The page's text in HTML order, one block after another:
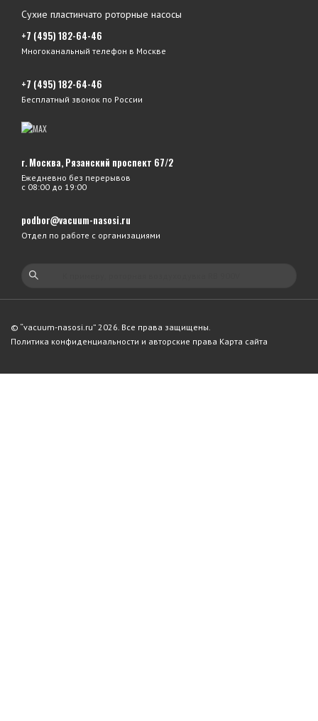
Сухие пластинчато роторные насосы
+7 (495) 182-64-46
Многоканальный телефон в Москве
+7 (495) 182-64-46
Бесплатный звонок по России
г. Москва, Рязанский проспект 67/2
Ежедневно без перерывов
с 08:00 до 19:00
podbor@vacuum-nasosi.ru
Отдел по работе с организациями
© “vacuum-nasosi.ru” 2026. Все права защищены.
Политика конфиденциальности и авторские права Карта сайта